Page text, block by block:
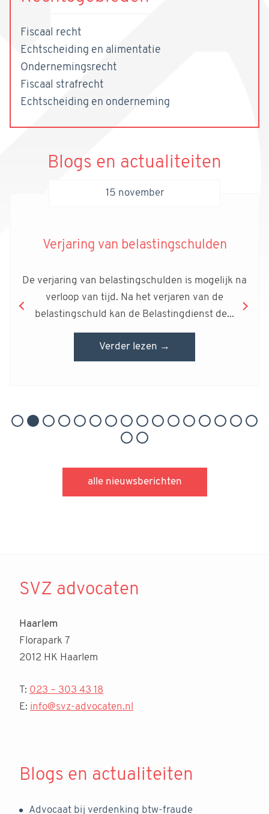
Fiscaal recht
Echtscheiding en alimentatie
Ondernemingsrecht
Fiscaal strafrecht
Echtscheiding en onderneming
Blogs en actualiteiten
15 november
Verjaring van belastingschulden
De verjaring van belastingschulden is mogelijk na
verloop van tijd. Na het verjaren van de
belastingschuld kan de Belastingdienst de...
Verder lezen →
alle nieuwsberichten
SVZ advocaten
Haarlem
Florapark 7
2012 HK Haarlem
T: 023 – 303 43 18
E: info@svz-advocaten.nl
Blogs en actualiteiten
Advocaat bij verdenking btw-fraude